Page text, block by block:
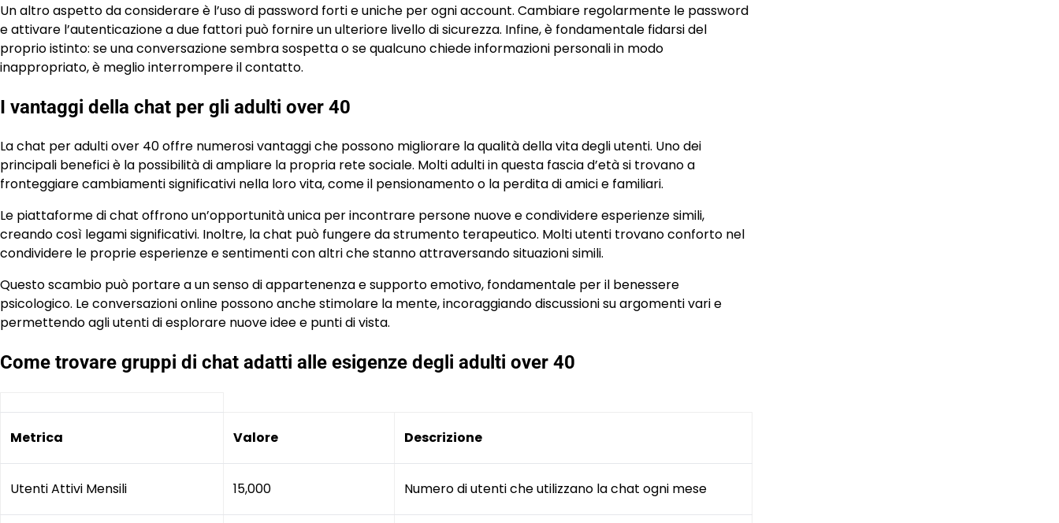
Un altro aspetto da considerare è l’uso di password forti e uniche per ogni account. Cambiare regolarmente le password
e attivare l’autenticazione a due fattori può fornire un ulteriore livello di sicurezza. Infine, è fondamentale fidarsi del
proprio istinto: se una conversazione sembra sospetta o se qualcuno chiede informazioni personali in modo
inappropriato, è meglio interrompere il contatto.
I vantaggi della chat per gli adulti over 40
La chat per adulti over 40 offre numerosi vantaggi che possono migliorare la qualità della vita degli utenti. Uno dei
principali benefici è la possibilità di ampliare la propria rete sociale. Molti adulti in questa fascia d’età si trovano a
fronteggiare cambiamenti significativi nella loro vita, come il pensionamento o la perdita di amici e familiari.
Le piattaforme di chat offrono un’opportunità unica per incontrare persone nuove e condividere esperienze simili,
creando così legami significativi. Inoltre, la chat può fungere da strumento terapeutico. Molti utenti trovano conforto nel
condividere le proprie esperienze e sentimenti con altri che stanno attraversando situazioni simili.
Questo scambio può portare a un senso di appartenenza e supporto emotivo, fondamentale per il benessere
psicologico. Le conversazioni online possono anche stimolare la mente, incoraggiando discussioni su argomenti vari e
permettendo agli utenti di esplorare nuove idee e punti di vista.
Come trovare gruppi di chat adatti alle esigenze degli adulti over 40
Metrica Valore Descrizione
Utenti Attivi Mensili 15,000 Numero di utenti che utilizzano la chat ogni mese